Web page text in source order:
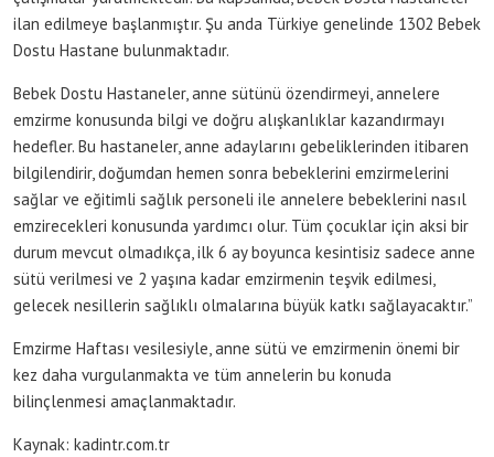
ilan edilmeye başlanmıştır. Şu anda Türkiye genelinde 1302 Bebek
Dostu Hastane bulunmaktadır.
Bebek Dostu Hastaneler, anne sütünü özendirmeyi, annelere
emzirme konusunda bilgi ve doğru alışkanlıklar kazandırmayı
hedefler. Bu hastaneler, anne adaylarını gebeliklerinden itibaren
bilgilendirir, doğumdan hemen sonra bebeklerini emzirmelerini
sağlar ve eğitimli sağlık personeli ile annelere bebeklerini nasıl
emzirecekleri konusunda yardımcı olur. Tüm çocuklar için aksi bir
durum mevcut olmadıkça, ilk 6 ay boyunca kesintisiz sadece anne
sütü verilmesi ve 2 yaşına kadar emzirmenin teşvik edilmesi,
gelecek nesillerin sağlıklı olmalarına büyük katkı sağlayacaktır.”
Emzirme Haftası vesilesiyle, anne sütü ve emzirmenin önemi bir
kez daha vurgulanmakta ve tüm annelerin bu konuda
bilinçlenmesi amaçlanmaktadır.
Kaynak: kadintr.com.tr